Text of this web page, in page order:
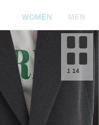
WOMEN MEN
1 14